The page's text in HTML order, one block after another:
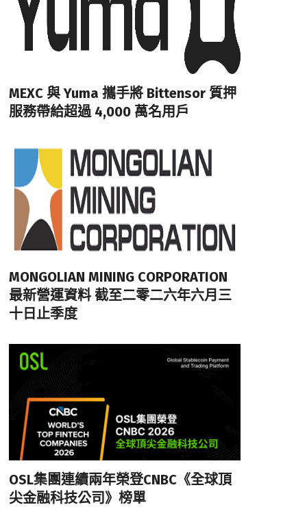
MEXC 與 Yuma 攜手將 Bittensor 質押
服務帶給超過 4,000 萬名用戶
MONGOLIAN MINING CORPORATION
最新營運資料 截至二零二六年六月三
十日止季度
OSL集團連續兩年榮登CNBC《全球頂
尖金融科技公司》榜單